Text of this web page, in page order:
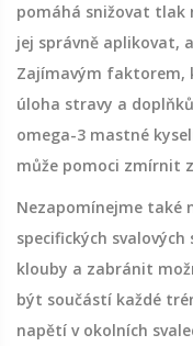
pomáhá snižovat tlak
jej správně aplikovat,
Zajímavým faktorem,
úloha stravy a
omega-3 mastné
může pomoci zmírnit
Nezapomínejme také
specifických
klouby a zabránit
být součástí každé
napětí v okolních